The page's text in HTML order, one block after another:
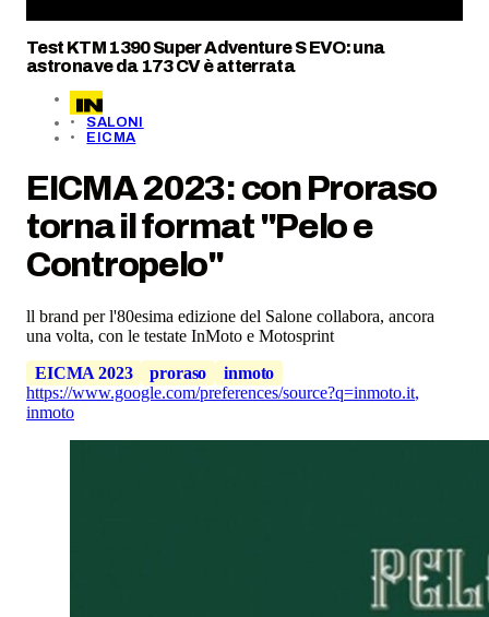
Test KTM 1390 Super Adventure S EVO: una
astronave da 173 CV è atterrata
SALONI
EICMA
EICMA 2023: con Proraso
torna il format "Pelo e
Contropelo"
ll brand per l'80esima edizione del Salone collabora, ancora
una volta, con le testate InMoto e Motosprint
EICMA 2023
proraso
inmoto
https://www.google.com/preferences/source?q=inmoto.it,
inmoto